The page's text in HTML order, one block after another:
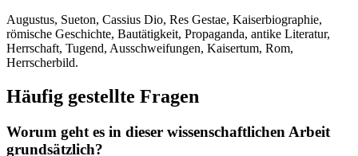
Augustus, Sueton, Cassius Dio, Res Gestae, Kaiserbiographie,
römische Geschichte, Bautätigkeit, Propaganda, antike Literatur,
Herrschaft, Tugend, Ausschweifungen, Kaisertum, Rom,
Herrscherbild.
Häufig gestellte Fragen
Worum geht es in dieser wissenschaftlichen Arbeit
grundsätzlich?